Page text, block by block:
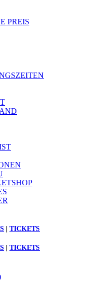
PREIS
TICKETS
TICKETS